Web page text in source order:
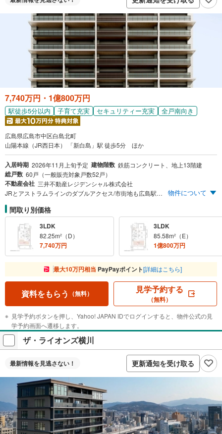
7,740万円・1億800万円
駅徒歩5分以内 子育て充実 セキュリティー充実 全戸南向き
広島県広島市中区白島北町
山陽本線（JR西日本） 「新白島」駅 徒歩5分 ほか
入居時期 2026年11月上旬予定 建物階数 鉄筋コンクリート、地上13階建
総戸数 60戸（一般販売対象戸数52戸）
不動産会社 三井不動産レジデンシャル株式会社
JRとアストラムラインのダブルアクセス/市街地も広島駅も10分圏内 LIV建築計画研究所監修/縦横のフレームが織りなす外観立体美 邸宅地「白島」に緑薫るデザイナーズレジデンス誕生 【エントリー受付中】 ※まず資料請求ボタンより、エントリーをお願い致します。スケジュールなどの最新情報をメール等でご案内いたします。
物件について
間取り別価格
3LDK
82.25m²（D）
7,740万円
3LDK
85.58m²（E）
1億800万円
最大10万円相当 PayPayポイント[詳細はこちら]
資料をもらう （無料） 見学予約する
（無料）
見学予約ボタンを押し、Yahoo! JAPAN IDでログインすると、物件公式の見
学予約画面へ遷移します。
ザ・ライオンズ横川
最新情報を見逃さない！ 更新通知を受け取る